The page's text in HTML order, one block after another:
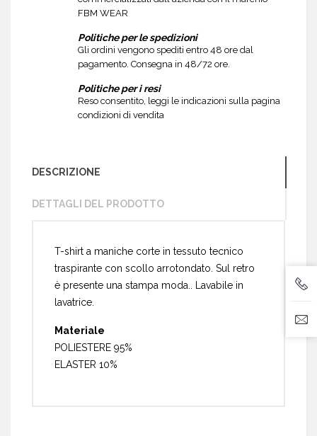
FBM WEAR
Politiche per le spedizioni
Gli ordini vengono spediti entro 48 ore dal
pagamento. Consegna in 48/72 ore.
Politiche per i resi
Reso consentito, leggi le indicazioni sulla pagina
condizioni di vendita
DESCRIZIONE
DETTAGLI DEL PRODOTTO
T-shirt a maniche corte in tessuto tecnico
traspirante con scollo arrotondato. Sul retro
è presente una stampa moda.. Lavabile in
lavatrice.
Materiale
POLIESTERE 95%
ELASTER 10%